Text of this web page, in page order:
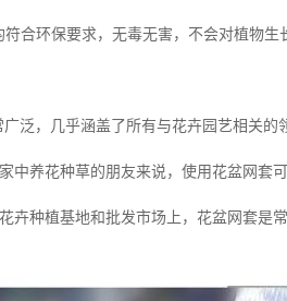
符合环保要求，无毒无害，不会对植物生
泛，几乎涵盖了所有与花卉园艺相关的
中养花种草的朋友来说，使用花盆网套
卉种植基地和批发市场上，花盆网套是